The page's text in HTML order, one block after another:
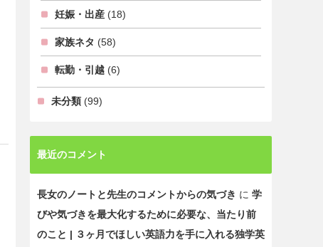
妊娠・出産 (18)
家族ネタ (58)
転勤・引越 (6)
未分類 (99)
最近のコメント
長女のノートと先生のコメントからの気づき に 学
びや気づきを最大化するために必要な、当たり前
のこと | ３ヶ月でほしい英語力を手に入れる独学英